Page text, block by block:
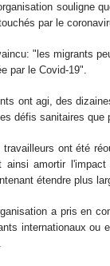
souligne
par le
"les migrants
par le Covid-19".
ont agi, des
défis sanitaires que
ont été
ainsi amortir
étendre plus
a pris en
internationaux ou